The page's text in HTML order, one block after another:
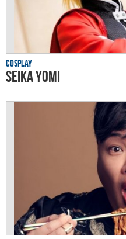
Cosplay
Seika Yomi